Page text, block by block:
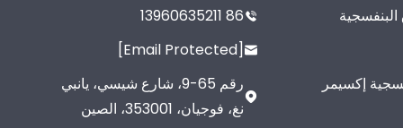
إكسيمر

86 13960635211

[email Protected]

رقم 65-9، شارع شيسي، يانبي
نغ، فوجيان، 353001، الصين